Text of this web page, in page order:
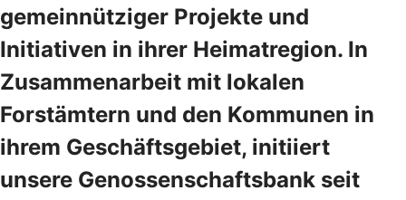
gemeinnütziger Projekte und
Initiativen in ihrer Heimatregion. In
Zusammenarbeit mit lokalen
Forstämtern und den Kommunen in
ihrem Geschäftsgebiet, initiiert
unsere Genossenschaftsbank seit